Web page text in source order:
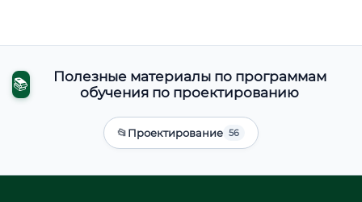
📚
Полезные материалы по программам
обучения по проектированию
📂Проектирование 56